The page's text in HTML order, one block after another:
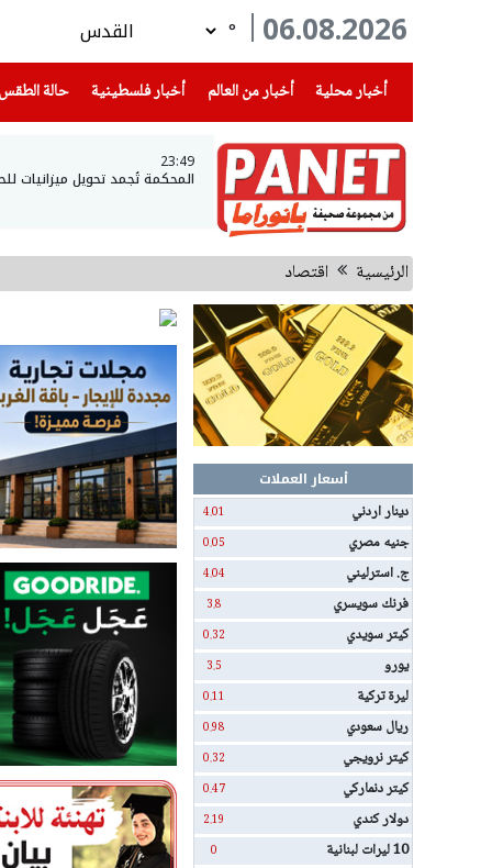
06.08.2026
°
أخبار محلية
(current) أخبار من العالم أخبار فلسطينية(current) حالة الطقس
23:49
المحكمة تُجمد تحويل ميزانيات
الرئيسية اقتصاد
أسعار العملات
دينار اردني
4.01
جنيه مصري 0.05
ج. استرليني 4.04
فرنك سويسري 3.8
كيتر سويدي 0.32
يورو 3.5
ليرة تركية 0.11
ريال سعودي 0.98
كيتر نرويجي 0.32
كيتر دنماركي 0.47
دولار كندي 2.19
10 ليرات لبنانية 0